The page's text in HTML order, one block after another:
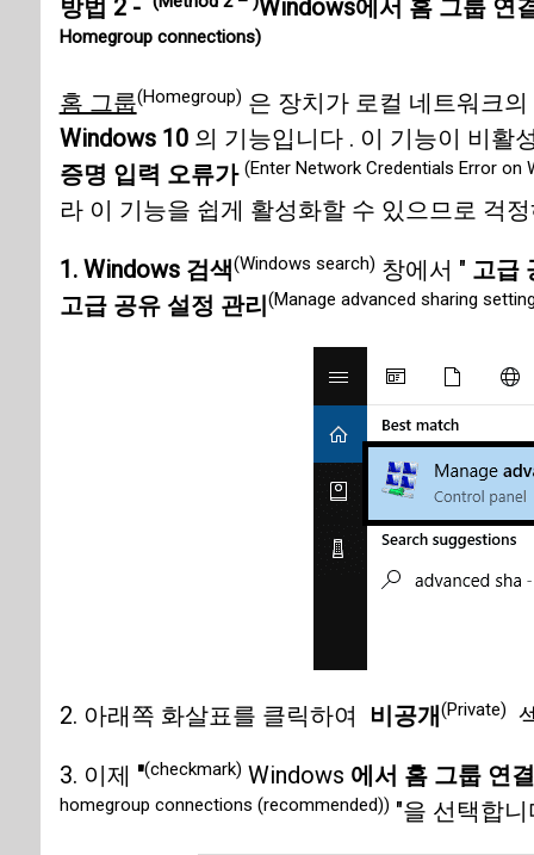
방법 2 - Windows에서 홈 그룹 연
Homegroup connections)
홈 그룹(Homegroup) 은 장치가 로컬 네트워크
Windows 10의 기능입니다 . 이 기능이 비활
증명 입력 오류가 (Enter Network Credentials Error on
라 이 기능을 쉽게 활성화할 수 있으므로 걱
1. Windows 검색(Windows search) 창에서 " 고급
고급 공유 설정 관리(Manage advanced sharing
2. 아래쪽 화살표를 클릭하여 비공개(Private)
3. 이제 "(checkmark) Windows 에서 홈 그룹 연
homegroup connections (recommended)) "을 선택합니